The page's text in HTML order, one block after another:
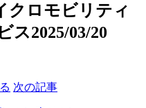
クロモビリティ
ス2025/03/20
次の記事